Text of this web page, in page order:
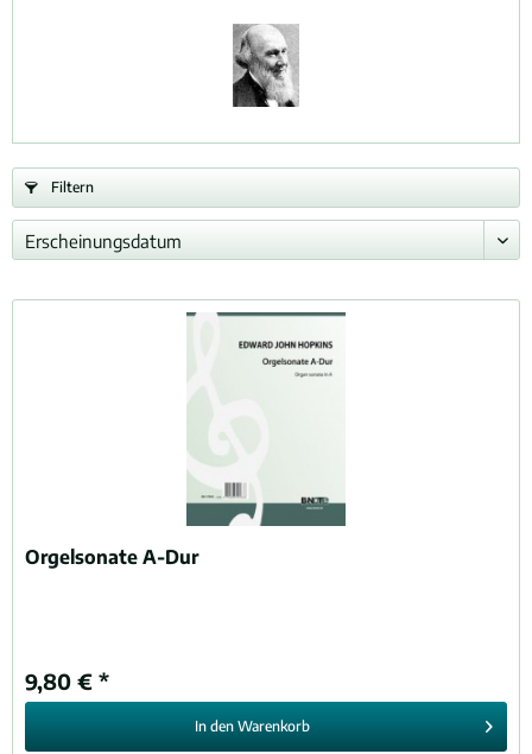
Filtern
Orgelsonate A-Dur
9,80 € *
In den Warenkorb